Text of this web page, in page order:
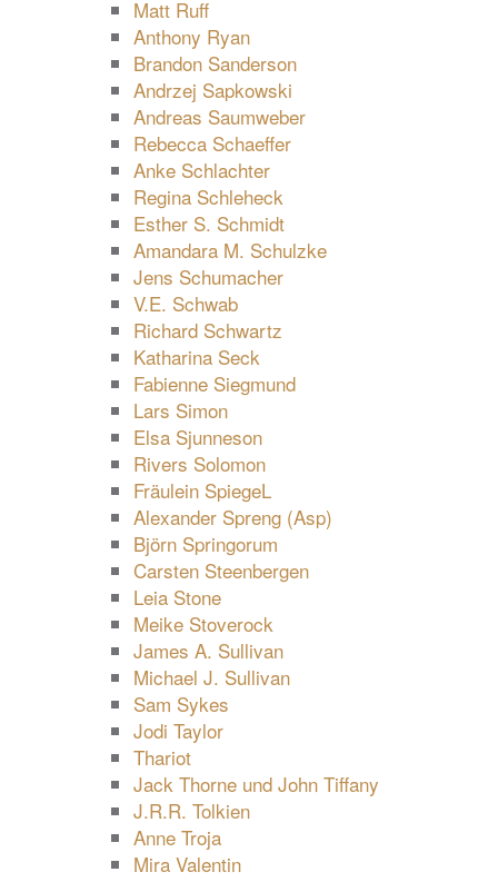
Matt Ruff
Anthony Ryan
Brandon Sanderson
Andrzej Sapkowski
Andreas Saumweber
Rebecca Schaeffer
Anke Schlachter
Regina Schleheck
Esther S. Schmidt
Amandara M. Schulzke
Jens Schumacher
V.E. Schwab
Richard Schwartz
Katharina Seck
Fabienne Siegmund
Lars Simon
Elsa Sjunneson
Rivers Solomon
Fräulein SpiegeL
Alexander Spreng (Asp)
Björn Springorum
Carsten Steenbergen
Leia Stone
Meike Stoverock
James A. Sullivan
Michael J. Sullivan
Sam Sykes
Jodi Taylor
Thariot
Jack Thorne und John Tiffany
J.R.R. Tolkien
Anne Troja
Mira Valentin